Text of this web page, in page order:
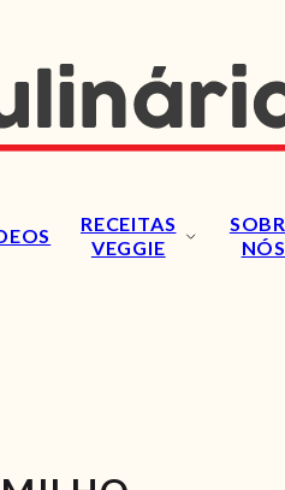
RECEITAS
VEGGIE
NÓS